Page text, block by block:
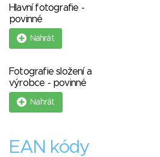
Hlavní fotografie -
povinné
Nahrát
Fotografie složení a
výrobce - povinné
Nahrát
EAN kódy